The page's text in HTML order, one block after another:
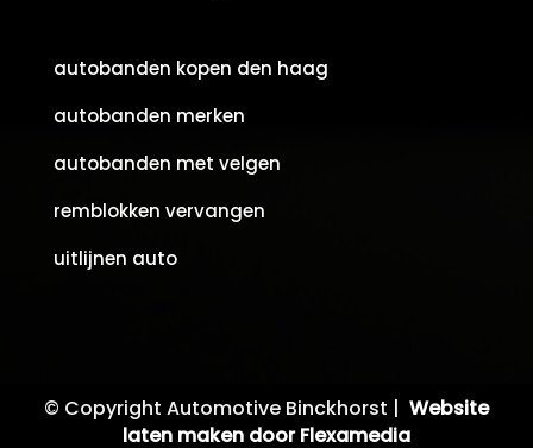
autobanden kopen den haag
autobanden merken
autobanden met velgen
remblokken vervangen
uitlijnen auto
© Copyright Automotive Binckhorst | Website
laten maken door Flexamedia